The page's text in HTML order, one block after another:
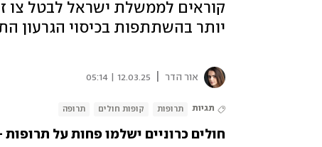
קוראים לממשלת ישראל לבטל צו
יותר בהשתתפות בכיסוי הגרעון
אור הדר 12.03.25 | 05:14
תגיות תרופות קופות חולים תרופה
חולים כרוניים ישלמו פחות על תרופות